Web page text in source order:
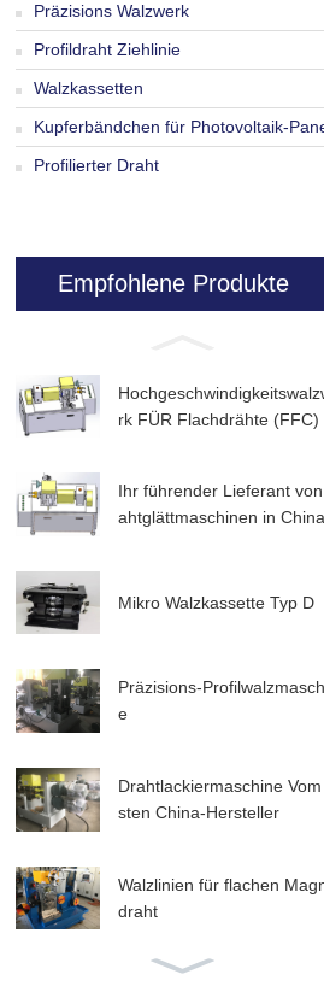
Präzisions Walzwerk
Profildraht Ziehlinie
Walzkassetten
Kupferbändchen für Photovoltaik-
Profilierter Draht
Empfohlene Produkte
rk FÜR Flachdrähte (FFC)
Ihr führender Lieferant
ahtglättmaschinen in China
Mikro Walzkassette Typ D
Präzisions-
e
Drahtlackiermaschine
sten China-Hersteller
Walzlinien für flachen
draht